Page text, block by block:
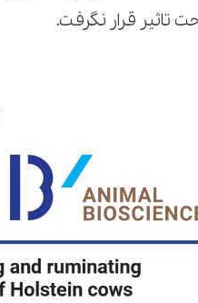
تاثیر قرار نگرفت.